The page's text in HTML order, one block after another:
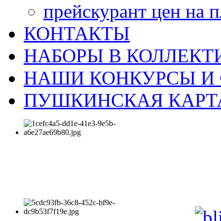
прейскурант цен на
КОНТАКТЫ
НАБОРЫ В
НАШИ КОНКУРСЫ И
ПУШКИНСКАЯ